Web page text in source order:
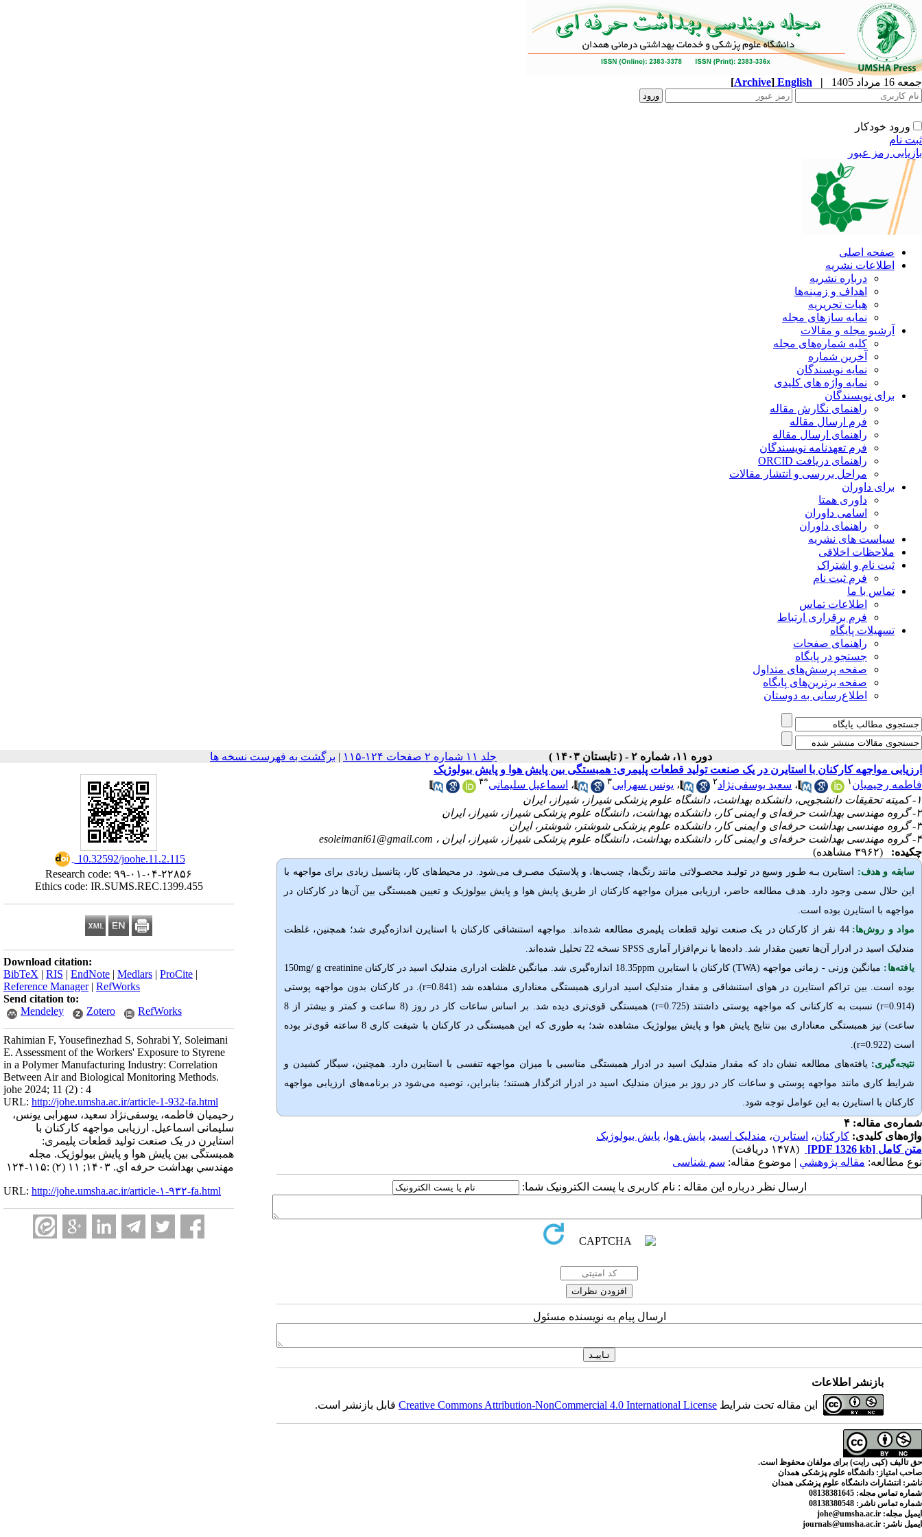
جمعه 16 مرداد 1405 |
English
[Archive]
ورود خودکار
ثبت نام
بازیابی رمز عبور
صفحه اصلی
اطلاعات نشریه
درباره نشریه
اهداف و زمینه‌ها
هیات تحریریه
نمایه سازهای مجله
آرشیو مجله و مقالات
کلیه شماره‌های مجله
آخرین شماره
نمایه نویسندگان
نمایه واژه های کلیدی
برای نویسندگان
راهنمای نگارش مقاله
فرم ارسال مقاله
راهنمای ارسال مقاله
فرم تعهدنامه نویسندگان
راهنمای دریافت ORCID
مراحل بررسی و انتشار مقالات
برای داوران
داوری همتا
اسامی داوران
راهنمای داوران
سیاست های نشریه
ملاحظات اخلاقی
ثبت نام و اشتراک
فرم ثبت نام
تماس با ما
اطلاعات تماس
فرم برقراری ارتباط
تسهیلات پایگاه
راهنمای صفحات
جستجو در پایگاه
صفحه پرسش‌های متداول
صفحه برترین‌های پایگاه
اطلاع‌رسانی به دوستان
دوره ۱۱، شماره ۲ - ( تابستان ۱۴۰۳ ) جلد ۱۱ شماره ۲ صفحات ۱۲۴-۱۱۵ | برگشت به فهرست نسخه ها
‎ 10.32592/joohe.11.2.115
Research code: ۹۹-۰۱-۰۴-۲۲۸۵۶
Ethics code: IR.SUMS.REC.1399.455
Download citation:
BibTeX | RIS | EndNote | Medlars | ProCite |
Reference Manager| RefWorks
Send citation to:
Mendeley
Zotero RefWorks
Rahimian F, Yousefinezhad S, Sohrabi Y, Soleimani
E. Assessment of the Workers' Exposure to Styrene
in a Polymer Manufacturing Industry: Correlation
Between Air and Biological Monitoring Methods.
johe 2024; 11 (2) : 4
URL: http://johe.umsha.ac.ir/article-1-932-fa.html
رحیمیان فاطمه، یوسفی‌نژاد سعید، سهرابی یونس،
سلیمانی اسماعیل. ارزیابی مواجهه کارکنان با
استایرن در یک صنعت تولید قطعات پلیمری:
همبستگی بین پایش هوا و پایش بیولوژیک. مجله
مهندسي بهداشت حرفه اي. ۱۴۰۳; ۱۱ (۲) :۱۱۵-۱۲۴
URL: http://johe.umsha.ac.ir/article-۱-۹۳۲-fa.html
ارزیابی مواجهه کارکنان با استایرن در یک صنعت تولید قطعات پلیمری: همبستگی بین پایش هوا و پایش بیولوژیک
فاطمه رحیمیان ۱ ، سعید یوسفی‌نژاد۲ ، یونس سهرابی۳ ، اسماعیل سلیمانی*۴
۱- کمیته تحقیقات دانشجویی، دانشکده بهداشت، دانشگاه علوم پزشکی شیراز، شیراز، ایران
۲- گروه مهندسی بهداشت حرفه‌ای و ایمنی کار، دانشکده بهداشت، دانشگاه علوم پزشکی شیراز، شیراز، ایران
۳- گروه مهندسی بهداشت حرفه‌ای و ایمنی کار، دانشکده علوم پزشکی شوشتر، شوشتر، ایران
۴- گروه مهندسی بهداشت حرفه‌ای و ایمنی کار، دانشکده بهداشت، دانشگاه علوم پزشکی شیراز، شیراز، ایران ،
esoleimani61@gmail.com
چکیده:
(۳۹۶۲ مشاهده)
سابقه و هدف: استایر ن بـه طـور وسیع در تولیـد محصـولاتی مانند رنگ‌ها، چسب‌ها، و پلاستیک مصـرف می‌شود. در محیط‌های کار، پتانسیل زیادی برای مواجهه با
این حلال سمی وجود دارد. هدف مطالعه حاضر، ارزیابی میزان مواجهه کارکنان از طریق پایش هوا و پایش بیولوژیک و تعیین همبستگی بین آن‌ها در کارکنان در
مواجهه با استایرن بوده است.
مواد و روش‌‌ها::
44 نفر از کارکنان در یک صنعت تولید قطعات پلیمری مطالعه شده‌اند. مواجهه استنشاقی کارکنان با استایرن اندازه‌گیری شد؛ همچنین، غلظت
مندلیک اسید در ادرار آن‌ها تعیین مقدار شد. داده‌ها با نرم‌افزار آماری SPSS نسخه 22 تحلیل شده‌اند.
یافته‌ها: میانگین وزنی - زمانی مواجهه (
TWA) کارکنان با استایرن ppm18.35 اندازه‌گیری شد. میانگین غلظت ادراری مندلیک اسید در کارکنان mg/ g creatinine
150
بوده است. بین تراکم استایرن در هوای استنشاقی و مقدار مندلیک اسید ادراری همبستگی معناداری مشاهده شد (0.841
r=). در کارکنان بدون مواجهه پوستی
(0.914
r=) نسبت به کارکنانی که مواجهه پوستی داشتند (0.725 r=
) همبستگی قوی‌تری دیده شد. بر اساس ساعات کار در روز (8 ساعت و کمتر و بیشتر از 8
ساعت) نیز همبستگی معناداری بین نتایج پایش هوا و پایش بیولوژیک مشاهده شد؛ به طوری که این همبستگی در کارکنان با شیفت کاری 8 ساعته قوی‌تر بوده
است (0.922
r=
).
نتیجه‌گیری: یافته‌های مطالعه نشان دادکه مقدار مندلیک اسید در ادرار همبستگی مناسبی با میزان مواجهه تنفسی با استایرن دارد. همچنین، سیگار کشیدن و
شرایط کاری مانند مواجهه پوستی و ساعات کار در روز بر میزان مندلیک اسید در ادرار اثرگذار هستند؛ بنابراین، توصیه می‌شود در برنامه‌های ارزیابی مواجهه
کارکنان با استایرن به این عوامل توجه شود.
شماره‌ی مقاله: ۴
واژه‌های کلیدی: کارکنان، استایرن، مندلیک اسید، پایش هوا ، پایش بیولوژیک
متن کامل [PDF 1326 kb]
(۱۴۷۸ دریافت)
نوع مطالعه: مقاله پژوهشي | موضوع مقاله: سم شناسی
ارسال نظر درباره این مقاله : نام کاربری یا پست الکترونیک شما:
ارسال پیام به نویسنده مسئول
بازنشر اطلاعات
این مقاله تحت شرایط Creative Commons Attribution-NonCommercial 4.0 International Licenseقابل بازنشر است.
حق تالیف (کپی رایت) برای مولفان محفوظ است.
صاحب امتیاز: دانشگاه علوم پزشکی همدان
ناشر: انتشارات دانشگاه علوم پزشکی همدان
شماره تماس مجله: 08138381645
شماره تماس ناشر:
ایمیل مجله:
ایمیل ناشر: